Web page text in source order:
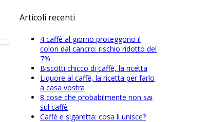
Articoli recenti
4 caffè al giorno proteggono il
colon dal cancro: rischio ridotto del
7%
Biscotti chicco di caffè, la ricetta
Liquore al caffè, la ricetta per farlo
a casa vostra
8 cose che probabilmente non sai
sul caffè
Caffè e sigaretta: cosa li unisce?